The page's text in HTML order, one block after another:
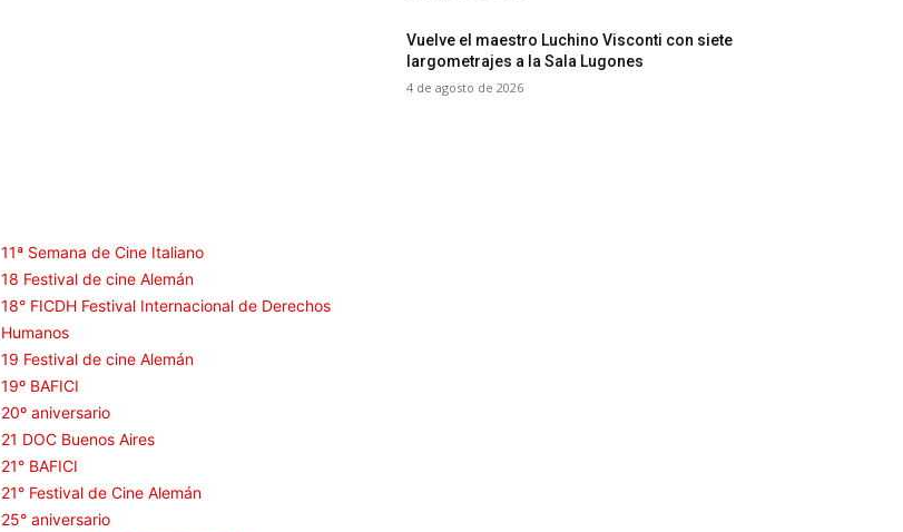
Vuelve el maestro Luchino Visconti con siete
largometrajes a la Sala Lugones
4 de agosto de 2026
11ª Semana de Cine Italiano
18 Festival de cine Alemán
18° FICDH Festival Internacional de Derechos
Humanos
19 Festival de cine Alemán
19º BAFICI
20º aniversario
21 DOC Buenos Aires
21° BAFICI
21° Festival de Cine Alemán
25° aniversario